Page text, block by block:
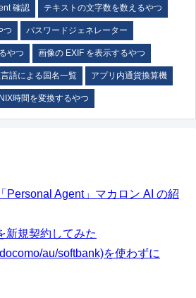
確認 テキストの文字数を数えるやつ
つ パスワードジェネレーター
やつ 画像の EXIF を表示するやつ
語による国名一覧 アプリ内通貨換算機
時間を変換するやつ
Personal Agent」マカロン AI の紹
新規契約してみた
au/softbank)を使わずに